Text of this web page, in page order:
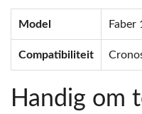
Model Faber
Compatibiliteit
Handig om